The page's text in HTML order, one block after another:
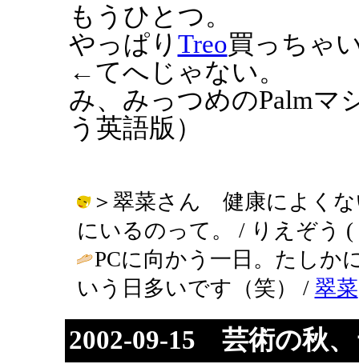
もうひとつ。
やっぱり Treo買っちゃ
←てへじゃない。
み、みっつめのPalmマ
う英語版）
＞翠菜さん 健康によくな
にいるのって。 / りえぞう (
PCに向かう一日。たしか
いう日多いです（笑） / 翠菜
2002-09-15 芸術の秋